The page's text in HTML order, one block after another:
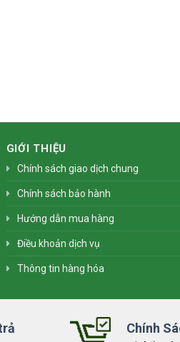
GIỚI THIỆU
Chính sách giao dịch chung
Chính sách bảo hành
Hướng dẫn mua hàng
Điều khoản dịch vụ
Thông tin hàng hóa
Chính